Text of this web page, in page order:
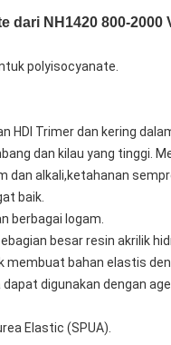
dari NH1420 800-2000
polyisocyanate.
HDI Trimer dan kering
dan kilau yang tinggi.
dan alkali,ketahanan
baik.
berbagai logam.
besar resin akrilik
membuat bahan elastis
digunakan dengan
Elastic (SPUA).